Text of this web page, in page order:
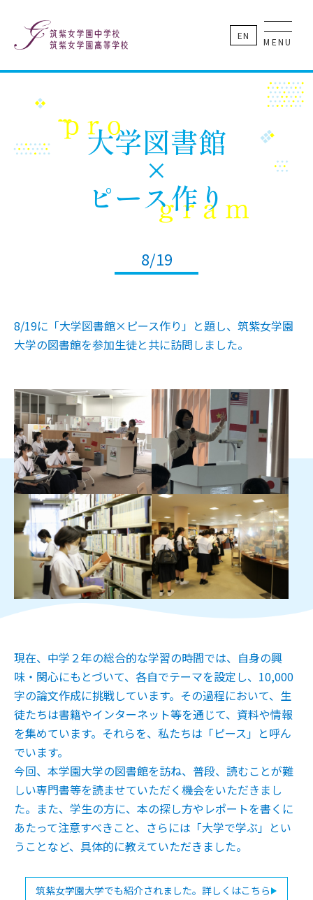
EN
MENU
大学図書館
×
ピース作り
8/19
8/19に「大学図書館×ピース作り」と題し、筑紫女学園
大学の図書館を参加生徒と共に訪問しました。
現在、中学２年の総合的な学習の時間では、自身の興
味・関心にもとづいて、各自でテーマを設定し、10,000
字の論文作成に挑戦しています。その過程において、生
徒たちは書籍やインターネット等を通じて、資料や情報
を集めています。それらを、私たちは「ピース」と呼ん
でいます。
今回、本学園大学の図書館を訪ね、普段、読むことが難
しい専門書等を読ませていただく機会をいただきまし
た。また、学生の方に、本の探し方やレポートを書くに
あたって注意すべきこと、さらには「大学で学ぶ」とい
うことなど、具体的に教えていただきました。
筑紫女学園大学でも紹介されました。詳しくはこちら